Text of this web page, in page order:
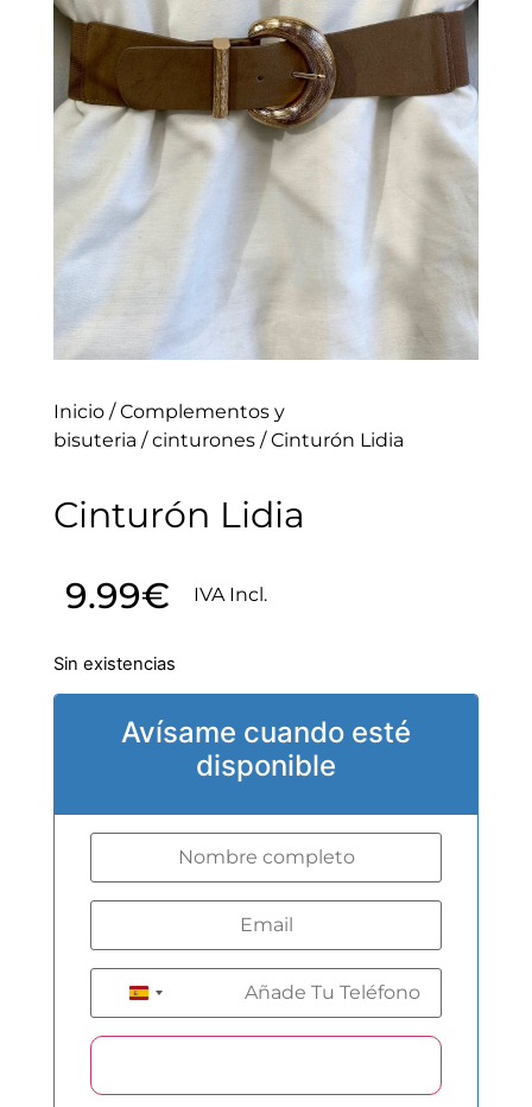
Inicio/Complementos y
bisuteria /cinturones/ Cinturón Lidia
Cinturón Lidia
9.99€ IVA Incl.
Sin existencias
Avísame cuando esté
disponible
Spain +34